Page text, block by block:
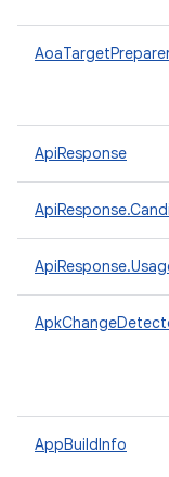
ApiResponse
AppBuildInfo